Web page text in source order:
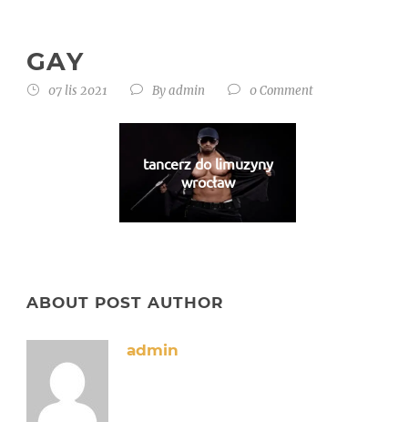
GAY
07 lis 2021 Byadmin 0 Comment
tancerz do limuzyny
wrocław
ABOUT POST AUTHOR
admin